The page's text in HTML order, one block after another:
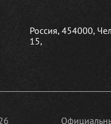
Россия, 454000,
15,